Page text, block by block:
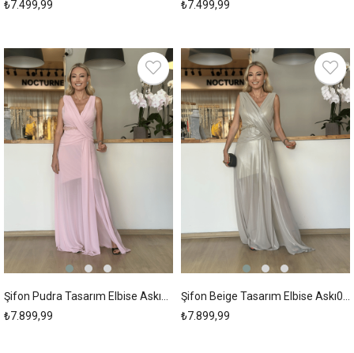
₺7.499,99 ₺7.499,99
₺7.899,99
New
Item
₺7.899,99
New
Item